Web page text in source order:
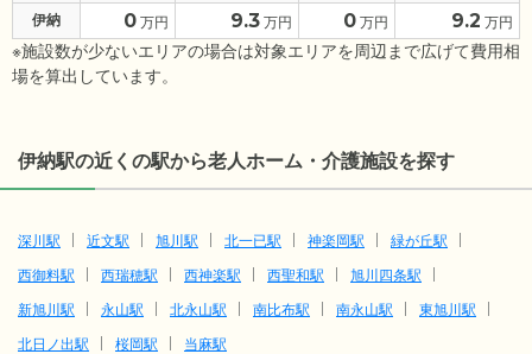
伊納 0 万円 9.3 万円 0 万円 9.2 万円
※施設数が少ないエリアの場合は対象エリアを周辺まで広げて費用相
場を算出しています。
伊納駅の近くの駅から老人ホーム・介護施設を探す
深川駅 近文駅 旭川駅 北一已駅 神楽岡駅
緑が丘駅
西御料駅
西瑞穂駅 西神楽駅 西聖和駅
旭川四条駅
新旭川駅
永山駅 北永山駅 南比布駅 南永山駅
東旭川駅
北日ノ出駅
桜岡駅 当麻駅